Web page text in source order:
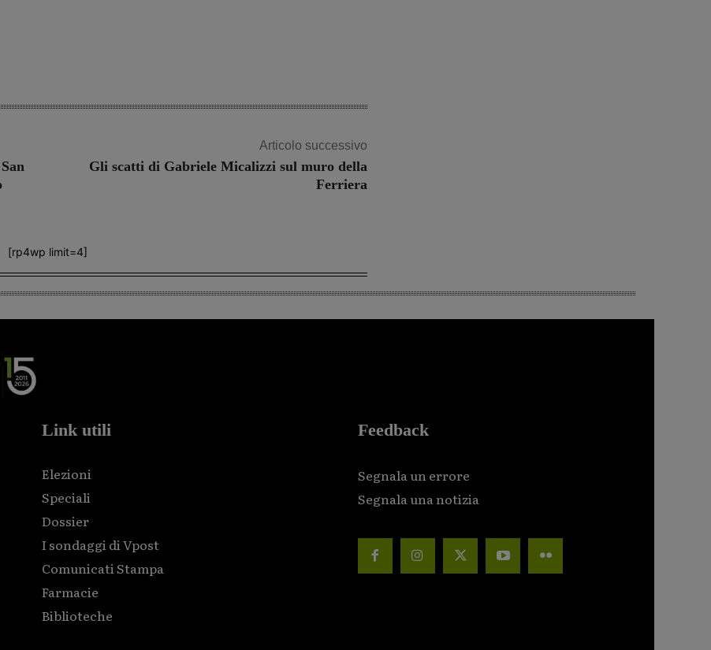
Articolo successivo
Gli scatti di Gabriele Micalizzi sul muro della
Ferriera
[rp4wp limit=4]
Link utili
Elezioni
Speciali
Dossier
I sondaggi di Vpost
Comunicati Stampa
Farmacie
Biblioteche
Feedback
Segnala un errore
Segnala una notizia